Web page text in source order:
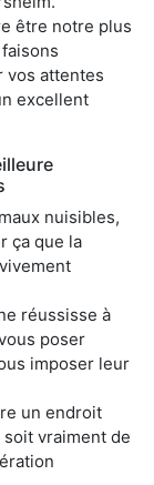
être notre plus
vos attentes
excellent
nuisibles,
ça que la
réussisse à
poser
imposer leur
un endroit
vraiment de